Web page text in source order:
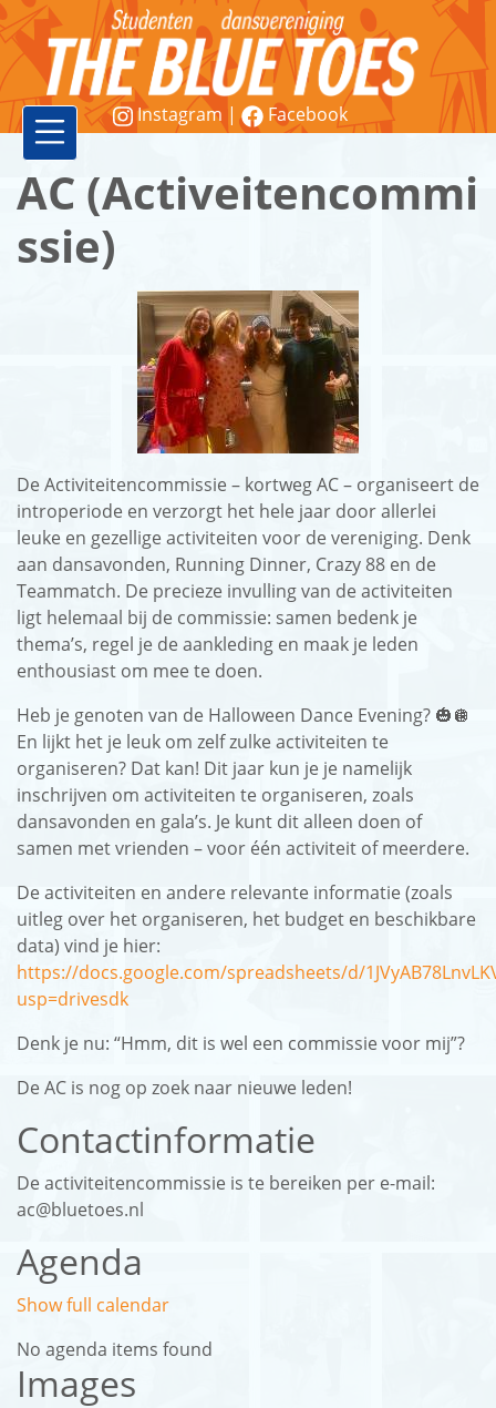
Instagram | Facebook
Vereniging
Lessen
Workshops
demonstraties
Contact
English
Login
AC (Activeitencommi
ssie)
De Activiteitencommissie – kortweg AC – organiseert de
introperiode en verzorgt het hele jaar door allerlei
leuke en gezellige activiteiten voor de vereniging. Denk
aan dansavonden, Running Dinner, Crazy 88 en de
Teammatch. De precieze invulling van de activiteiten
ligt helemaal bij de commissie: samen bedenk je
thema’s, regel je de aankleding en maak je leden
enthousiast om mee te doen.
Heb je genoten van de Halloween Dance Evening? 🎃🪩
En lijkt het je leuk om zelf zulke activiteiten te
organiseren? Dat kan! Dit jaar kun je je namelijk
inschrijven om activiteiten te organiseren, zoals
dansavonden en gala’s. Je kunt dit alleen doen of
samen met vrienden – voor één activiteit of meerdere.
De activiteiten en andere relevante informatie (zoals
uitleg over het organiseren, het budget en beschikbare
data) vind je hier:
https://docs.google.com/spreadsheets/d/
usp=drivesdk
Denk je nu: “Hmm, dit is wel een commissie voor mij”?
De AC is nog op zoek naar nieuwe leden!
Contactinformatie
De activiteitencommissie is te bereiken per e-mail:
ac@bluetoes.nl
Agenda
Show full calendar
No agenda items found
Images